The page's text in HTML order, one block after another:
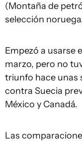
(Montaña de
selección
Empezó a usarse
marzo, pero no
triunfo hace unas
contra Suecia
México y Canadá.
Las